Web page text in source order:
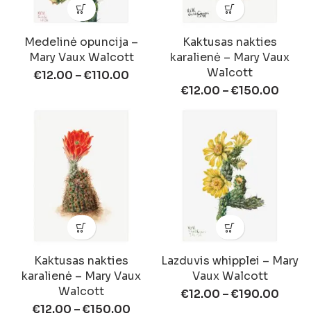
Medelinė opuncija –
Mary Vaux Walcott
€12.00 –€110.00
Kaktusas nakties
karalienė – Mary Vaux
Walcott
€12.00 –€150.00
Kaktusas nakties
karalienė – Mary Vaux
Walcott
€12.00 –€150.00
Lazduvis whipplei – Mary
Vaux Walcott
€12.00 –€190.00